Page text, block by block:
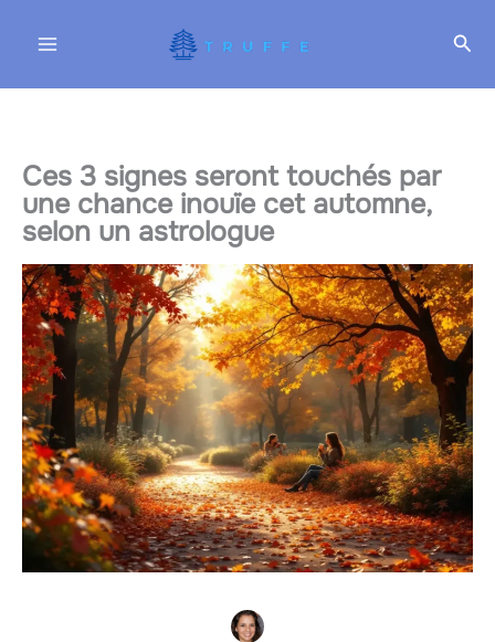
Ces 3 signes seront touchés par
une chance inouïe cet automne,
selon un astrologue